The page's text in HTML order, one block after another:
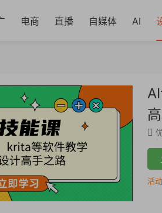
电商 直播 自媒体 AI
活